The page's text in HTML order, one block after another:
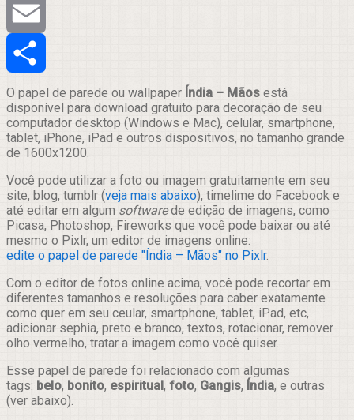
Tumblr
Email
Compartilhar
O papel de parede ou wallpaper Índia – Mãos está
disponível para download gratuito para decoração de seu
computador desktop (Windows e Mac), celular, smartphone,
tablet, iPhone, iPad e outros dispositivos, no tamanho grande
de 1600x1200.
Você pode utilizar a foto ou imagem gratuitamente em seu
site, blog, tumblr (veja mais abaixo), timelime do Facebook e
até editar em algum softwarede edição de imagens, como
Picasa, Photoshop, Fireworks que você pode baixar ou até
mesmo o Pixlr, um editor de imagens online:
edite o papel de parede "Índia – Mãos" no Pixlr.
Com o editor de fotos online acima, você pode recortar em
diferentes tamanhos e resoluções para caber exatamente
como quer em seu ceular, smartphone, tablet, iPad, etc,
adicionar sephia, preto e branco, textos, rotacionar, remover
olho vermelho, tratar a imagem como você quiser.
Esse papel de parede foi relacionado com algumas
tags: belo, bonito, espiritual, foto, Gangis, Índia, e outras
(ver abaixo).